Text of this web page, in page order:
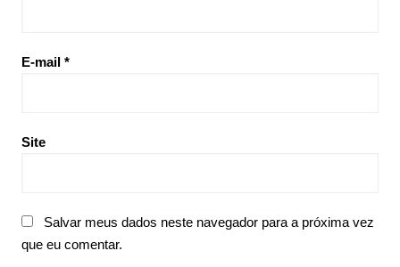
E-mail *
Site
Salvar meus dados neste navegador para a próxima vez
que eu comentar.